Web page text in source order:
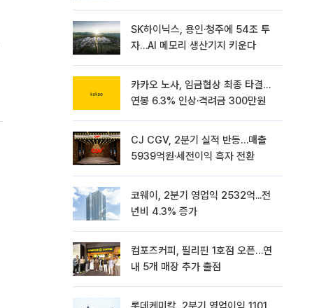
SK하이닉스, 용인·청주에 54조 투
자…AI 메모리 생산기지 키운다
카카오 노사, 임금협상 최종 타결…
연봉 6.3% 인상·격려금 300만원
CJ CGV, 2분기 실적 반등…매출
5939억원·세전이익 흑자 전환
코웨이, 2분기 영업익 2532억...전
년비 4.3% 증가
컴포즈커피, 필리핀 1호점 오픈…연
내 5개 매장 추가 출점